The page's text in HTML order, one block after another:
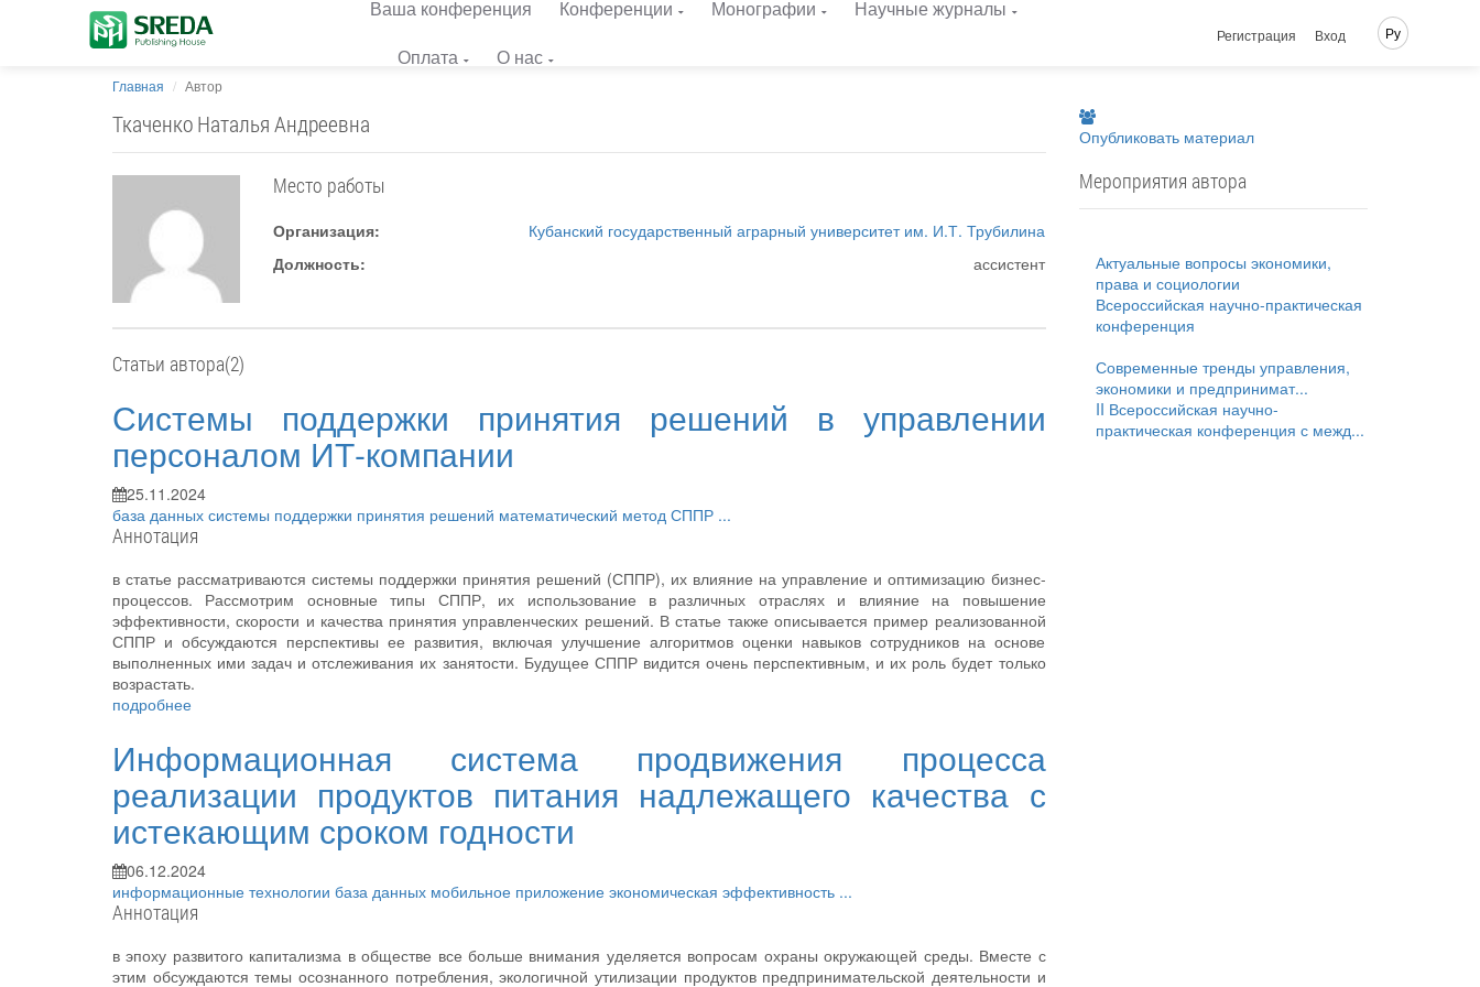
Ваша конференция Конференции Монографии
Научные журналы
Оплата
О нас
Регистрация Вход Ру
Главная Автор
Ткаченко Наталья Андреевна
Место работы
Организация:
Кубанский государственный аграрный университет им. И.Т. Трубилина
Должность:
ассистент
Статьи автора(2)
Системы поддержки принятия решений в управлении
персоналом ИТ-компании
25.11.2024
база данных системы поддержки принятия решений математический метод СППР ...
Аннотация
в статье рассматриваются системы поддержки принятия решений (СППР), их влияние на управление и оптимизацию бизнес-
процессов. Рассмотрим основные типы СППР, их использование в различных отраслях и влияние на повышение
эффективности, скорости и качества принятия управленческих решений. В статье также описывается пример реализованной
СППР и обсуждаются перспективы ее развития, включая улучшение алгоритмов оценки навыков сотрудников на основе
выполненных ими задач и отслеживания их занятости. Будущее СППР видится очень перспективным, и их роль будет только
возрастать.
подробнее
Информационная система продвижения процесса
реализации продуктов питания надлежащего качества с
истекающим сроком годности
06.12.2024
информационные технологии база данных мобильное приложение экономическая эффективность ...
Аннотация
в эпоху развитого капитализма в обществе все больше внимания уделяется вопросам охраны окружающей среды. Вместе с
этим обсуждаются темы осознанного потребления, экологичной утилизации продуктов предпринимательской деятельности и
Опубликовать материал
Мероприятия автора
Актуальные вопросы экономики,
права и социологии
Всероссийская научно-практическая
конференция
Современные тренды управления,
экономики и предпринимат...
II Всероссийская научно-
практическая конференция с межд...